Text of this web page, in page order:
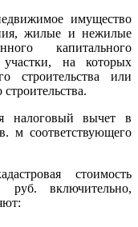
имущество
жилые и нежилые
капитального
участки, на которых
строительства или
налоговый вычет в
м соответствующего
стоимость
включительно,